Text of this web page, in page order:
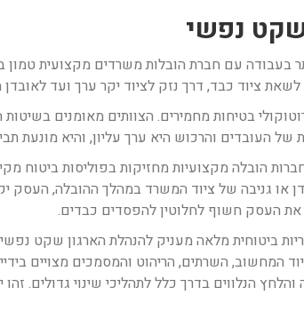
נפשי
בעבודה עם חברת הובלות משרדים מקצועית
ציוד כבד, דרך נזק לציוד יקר ערך ועד לאובדן
בטיחות מחמירים. הצוותים מאומנים
העובדים והרכוש היא ערך עליון, והיא מונעת
הובלה מקצועיות מחזיקות בפוליסות ביטוח
או גניבה של ציוד המשרד במהלך ההובלה, העסק
את העסק חשוף לחלוטין להפסדים כבדים.
ביטוחית מלאה מעניק להנהלת הארגון שקט
המחשוב, השרתים, הריהוט והמסמכים מצויים
הנלווים בדרך כלל לתהליכי שינוי גדולים.